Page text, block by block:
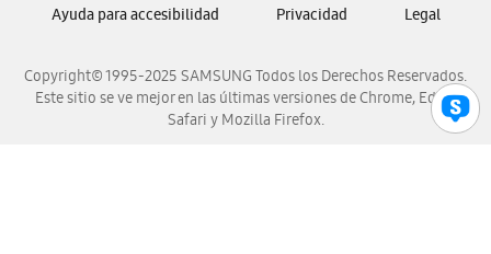
Copyright© 1995-2025 SAMSUNG Todos los Derechos Reservados.
Este sitio se ve mejor en las últimas versiones de Chrome, Edge,
Safari y Mozilla Firefox.
Ayuda para accesibilidad Privacidad Legal